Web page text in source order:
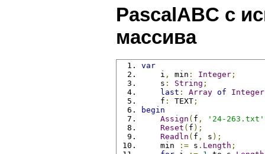
PascalABC с
массива
var
    i
, min : Integer ;
    s
: String ;
last : Array of
Integer
    f
: TEXT ;
begin
Assign ( f , '24-263.txt'
Reset ( f );
Readln ( f , s );
    min
:= s . Length ;